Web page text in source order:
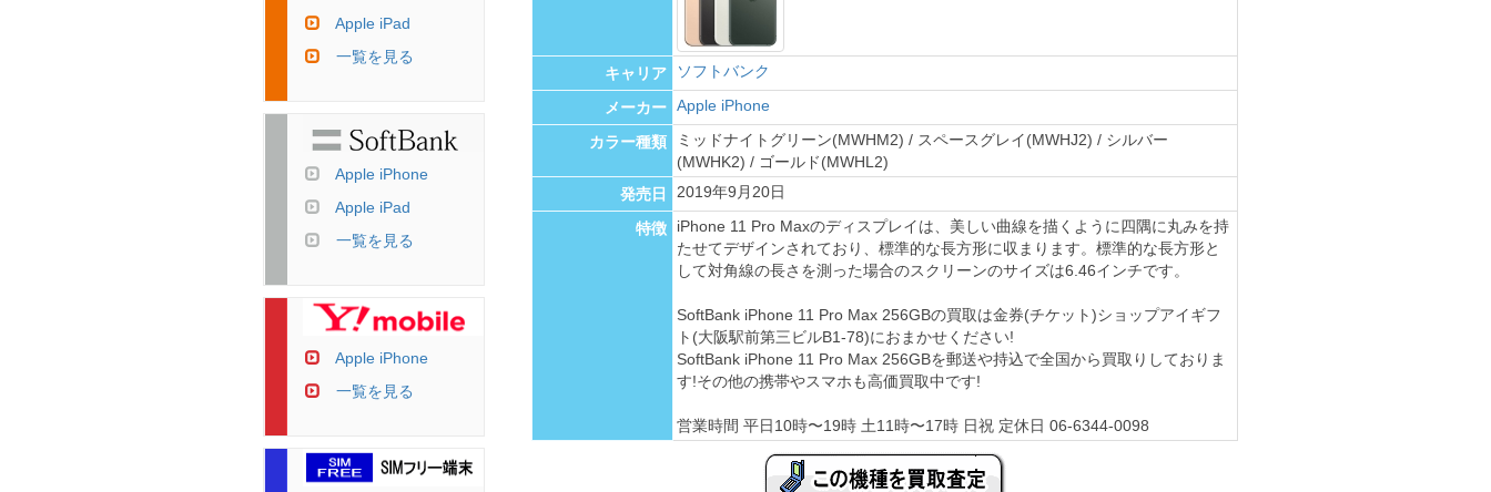
キャリア ソフトバンク
メーカー Apple iPhone
カラー種類
ミッドナイトグリーン(MWHM2) / スペースグレイ(MWHJ2) / シルバー
(MWHK2) / ゴールド(MWHL2)
発売日
2019年9月20日
特徴
iPhone 11 Pro Maxのディスプレイは、美しい曲線を描くように四隅に丸みを持
たせてデザインされており、標準的な長方形に収まります。標準的な長方形と
して対角線の長さを測った場合のスクリーンのサイズは6.46インチです。
SoftBank iPhone 11 Pro Max 256GBの買取は金券(チケット)ショップアイギフ
ト(大阪駅前第三ビルB1-78)におまかせください!
SoftBank iPhone 11 Pro Max 256GBを郵送や持込で全国から買取りしておりま
す!その他の携帯やスマホも高価買取中です!
営業時間 平日10時〜19時 土11時〜17時 日祝 定休日 06-6344-0098
Apple iPad
一覧を見る
Apple iPhone
Apple iPad
一覧を見る
Apple iPhone
一覧を見る